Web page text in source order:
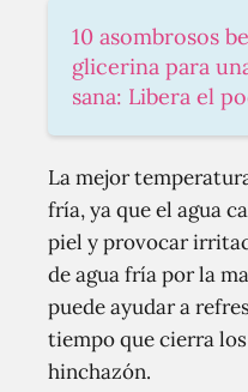
10 asombrosos
glicerina para
sana: Libera el
La mejor
fría, ya que el agua
piel y provocar
de agua fría por la
puede ayudar a
tiempo que cierra
hinchazón.